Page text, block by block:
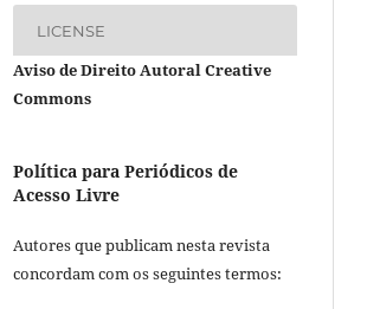
LICENSE
Aviso de Direito Autoral Creative
Commons
Política para Periódicos de
Acesso Livre
Autores que publicam nesta revista
concordam com os seguintes termos: